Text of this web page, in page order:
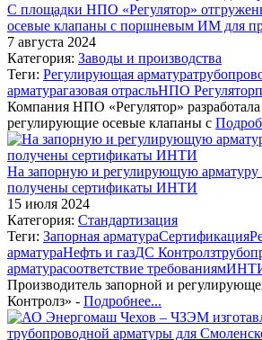
С площадки НПО «Регулятор»
осевые клапаны с поршневым ИМ для
7 августа 2024
Категория: Заводы и производства
Теги: Регулирующая арматура
арматурагазовая отрасльНПО Регулятор
Компания НПО «Регулятор» разработала
регулирующие осевые клапаны с
На запорную и регулирующую
получены сертификаты ИНТИ
15 июля 2024
Категория: Стандартизация
Теги: Запорная арматураСертификация
арматураНефть и газДС Контролз
арматурасоответствие требованиям
Производитель запорной и
Контролз» - Подробнее...